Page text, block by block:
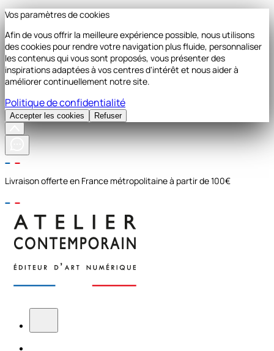
Vos paramètres de cookies
Afin de vous offrir la meilleure expérience possible, nous utilisons
des cookies pour rendre votre navigation plus fluide, personnaliser
les contenus qui vous sont proposés, vous présenter des
inspirations adaptées à vos centres d'intérêt et nous aider à
améliorer continuellement notre site.
Politique de confidentialité
Accepter les cookies Refuser
Livraison offerte en France métropolitaine à partir de 100€